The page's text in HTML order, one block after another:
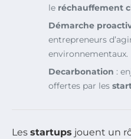
le réchauffement
Démarche
entrepreneurs
environnementaux.
Decarbonation :
offertes par les
Les startups jouent un